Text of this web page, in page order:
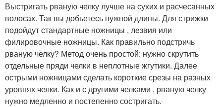
Выстригать рваную челку лучше на сухих и расчесанных
волосах. Так вы добьетесь нужной длины. Для стрижки
подойдут стандартные ножницы , лезвия или
филировочные ножницы. Как правильно подстричь
рваную челку? Метод очень простой: нужно скрутить
отдельные пряди челки в неплотные жгутики. Далее
острыми ножницами сделать короткие срезы на разных
уровнях челки. Как и с другими челками , рваную челку
нужно медленно и постепенно состригать.